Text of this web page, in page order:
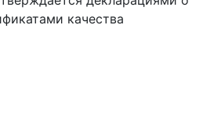
качества